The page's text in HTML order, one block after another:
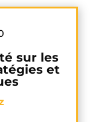
sur les
et